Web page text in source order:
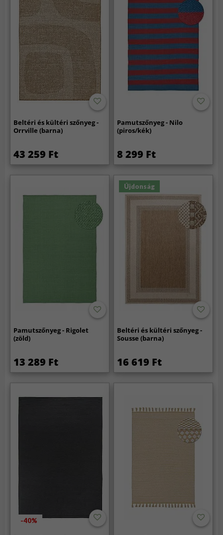
Beltéri és kültéri szőnyeg -
Orrville (barna)
43 259 Ft
Pamutszőnyeg - Nilo
(piros/kék)
8 299 Ft
Pamutszőnyeg - Rigolet
(zöld)
13 289 Ft
Újdonság
Beltéri és kültéri szőnyeg -
Sousse (barna)
16 619 Ft
-40%